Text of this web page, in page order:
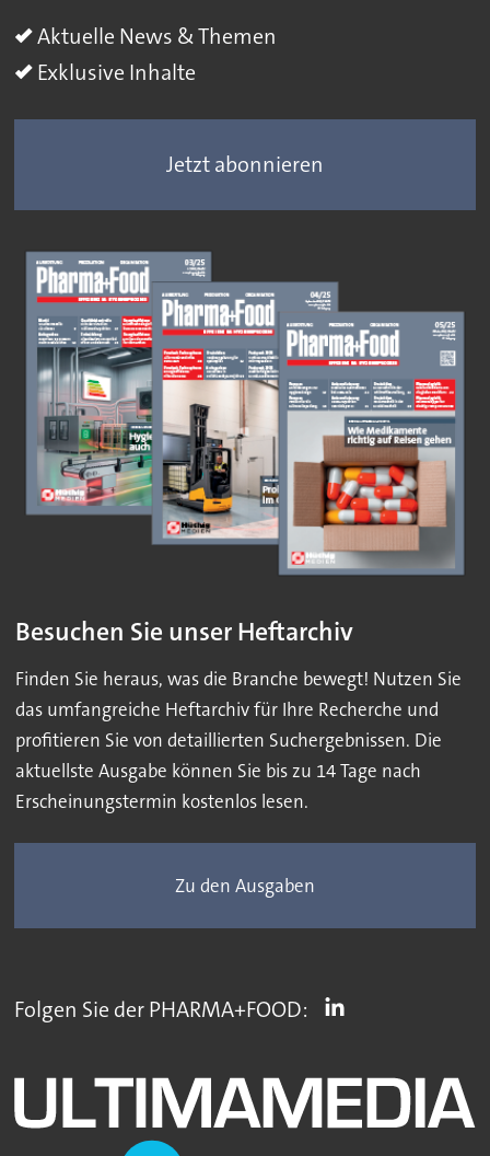
Aktuelle News & Themen
Exklusive Inhalte
Jetzt abonnieren
Besuchen Sie unser Heftarchiv
Finden Sie heraus, was die Branche bewegt! Nutzen Sie
das umfangreiche Heftarchiv für Ihre Recherche und
profitieren Sie von detaillierten Suchergebnissen. Die
aktuellste Ausgabe können Sie bis zu 14 Tage nach
Erscheinungstermin kostenlos lesen.
Zu den Ausgaben
Folgen Sie der PHARMA+FOOD: